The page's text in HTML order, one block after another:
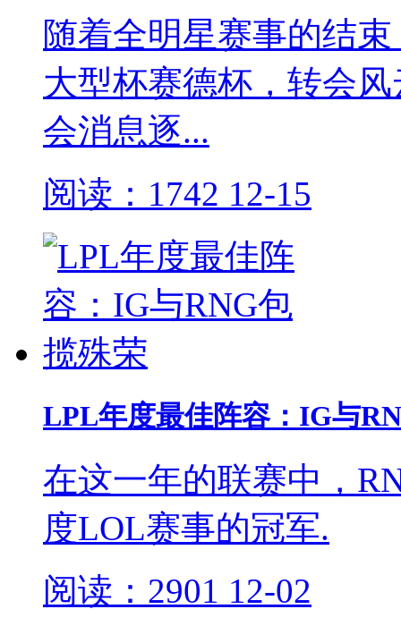
随着全明星赛事的结
大型杯赛德杯，转会
会消息逐...
阅读：1742 12-15
LPL年度最佳阵容：IG与
在这一年的联赛中，
度LOL赛事的冠军.
阅读：2901 12-02